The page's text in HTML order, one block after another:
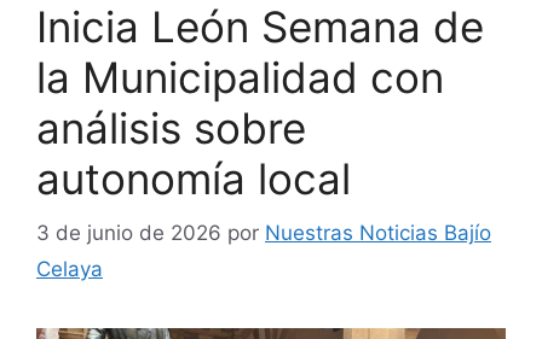
Inicia León Semana de
la Municipalidad con
análisis sobre
autonomía local
3 de junio de 2026 por Nuestras Noticias Bajío
Celaya